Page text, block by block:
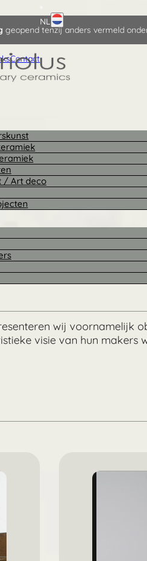
geopend tenzij anders vermeld
Contact
NL
English
/ Art deco
wij voornamelijk
visie van hun makers